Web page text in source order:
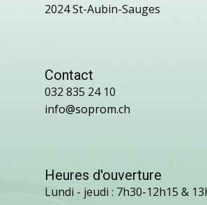
2024 St-Aubin-Sauges
Contact
032 835 24 10
info@soprom.ch
Heures d'ouverture
Lundi - jeudi : 7h30-12h15 &